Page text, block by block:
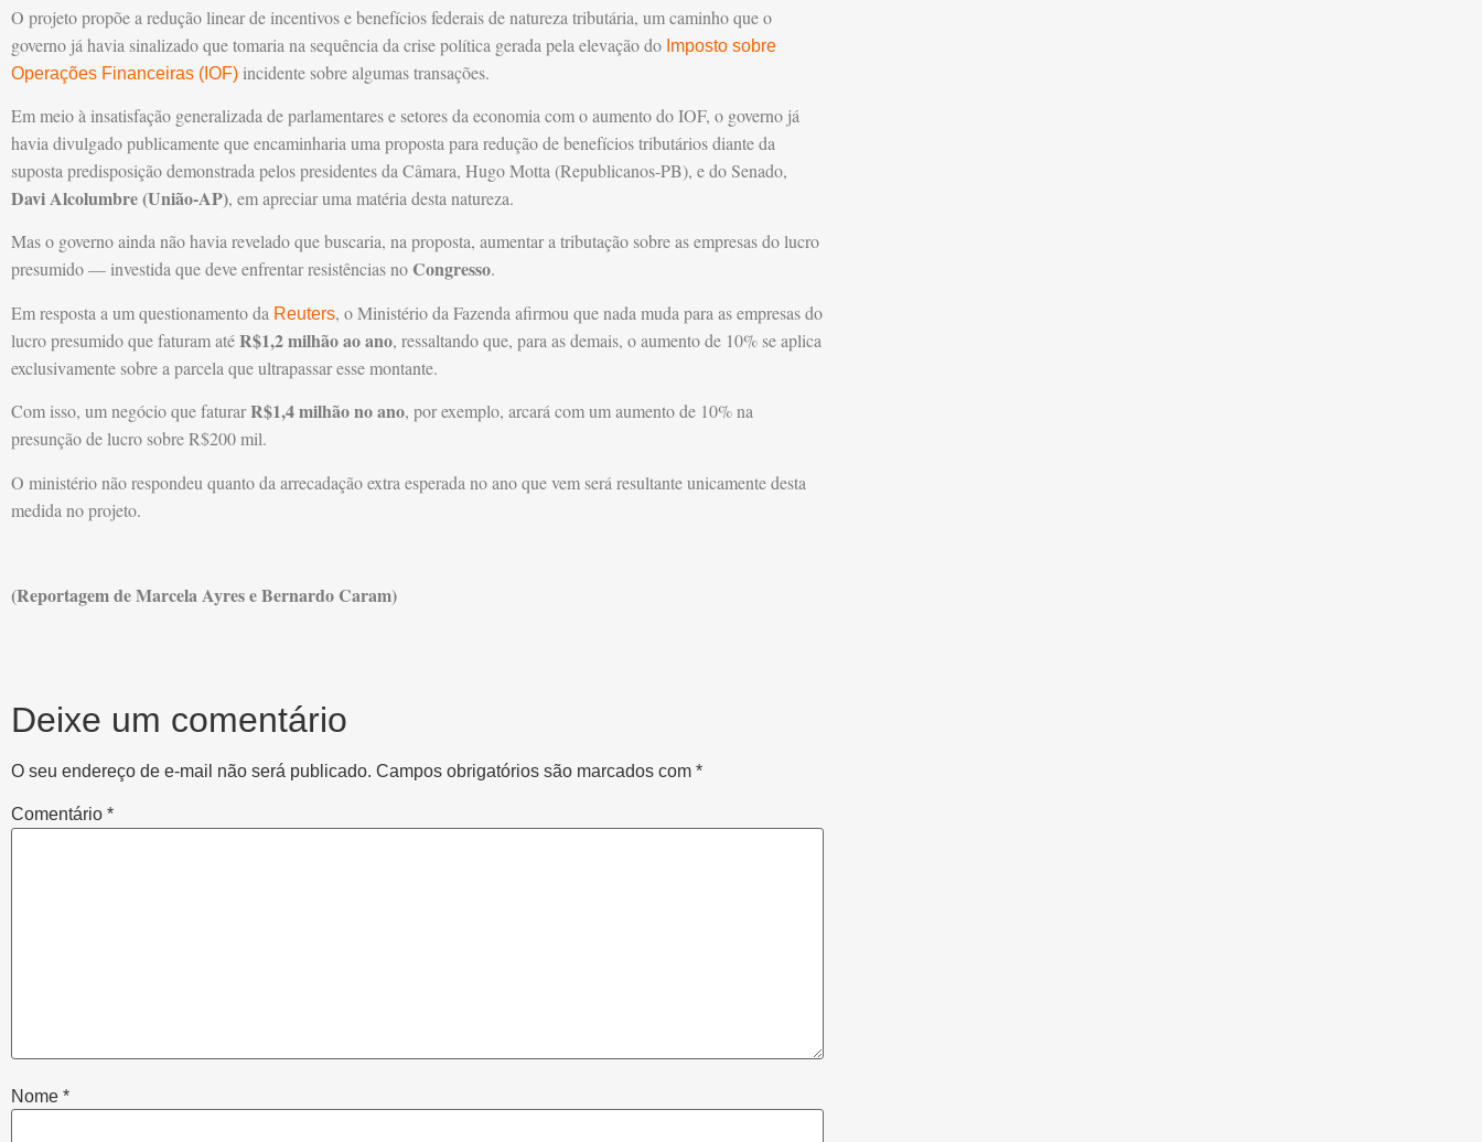
O projeto propõe a redução linear de incentivos e benefícios federais de natureza tributária, um caminho que o
governo já havia sinalizado que tomaria na sequência da crise política gerada pela elevação do Imposto sobre
Operações Financeiras (IOF) incidente sobre algumas transações.
Em meio à insatisfação generalizada de parlamentares e setores da economia com o aumento do IOF, o governo já
havia divulgado publicamente que encaminharia uma proposta para redução de benefícios tributários diante da
suposta predisposição demonstrada pelos presidentes da Câmara, Hugo Motta (Republicanos-PB), e do Senado,
Davi Alcolumbre (União-AP), em apreciar uma matéria desta natureza.
Mas o governo ainda não havia revelado que buscaria, na proposta, aumentar a tributação sobre as empresas do lucro
presumido — investida que deve enfrentar resistências no Congresso.
Em resposta a um questionamento da Reuters, o Ministério da Fazenda afirmou que nada muda para as empresas do
lucro presumido que faturam atéR$1,2 milhão ao ano, ressaltando que, para as demais, o aumento de 10% se aplica
exclusivamente sobre a parcela que ultrapassar esse montante.
Com isso, um negócio que faturarR$1,4 milhãono ano, por exemplo, arcará com um aumento de 10% na
presunção de lucro sobre R$200 mil.
O ministério não respondeu quanto da arrecadação extra esperada no ano que vem será resultante unicamente desta
medida no projeto.
(Reportagem de Marcela Ayres e Bernardo Caram)
Deixe um comentário
O seu endereço de e-mail não será publicado. Campos obrigatórios são marcados com *
Comentário *
Nome *